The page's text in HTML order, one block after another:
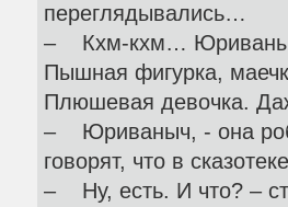
переглядывались…
– Кхм-кхм…
Пышная фигурка,
Плюшевая девочка.
– Юриваныч, - она
говорят, что в
– Ну, есть. И что? –